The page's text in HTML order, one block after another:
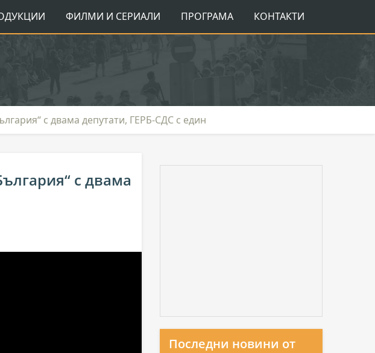
ФИЛМИ И СЕРИАЛИ ПРОГРАМА КОНТАКТИ
с двама депутати, ГЕРБ-СДС с един
с двама
Последни новини от